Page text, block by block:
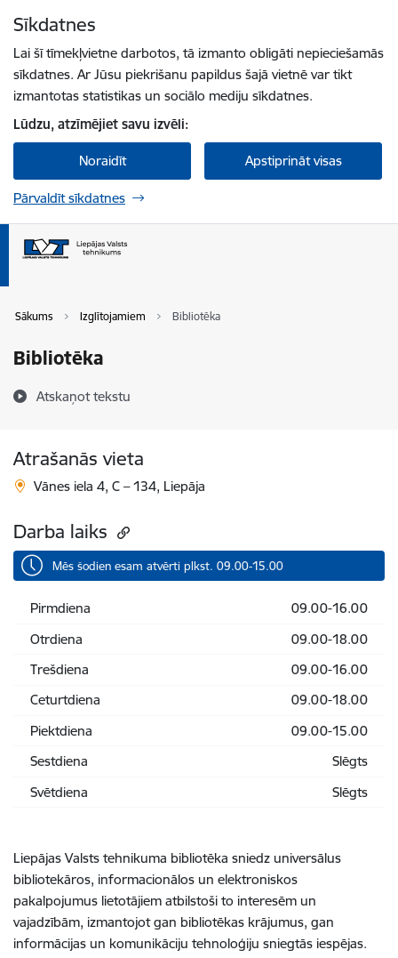
Sīkdatnes
Lai šī tīmekļvietne darbotos, tā izmanto obligāti nepieciešamās
sīkdatnes. Ar Jūsu piekrišanu papildus šajā vietnē var tikt
izmantotas statistikas un sociālo mediju sīkdatnes.
Lūdzu, atzīmējiet savu izvēli:
Noraidīt Apstiprināt visas
Pārvaldīt sīkdatnes
Sākums Izglītojamiem Bibliotēka
Bibliotēka
Atskaņot tekstu
Atrašanās vieta
Vānes iela 4, C – 134, Liepāja
Darba laiks
Mēs šodien esam atvērti plkst. 09.00-15.00
Pirmdiena
09.00-16.00
Otrdiena
09.00-18.00
Trešdiena
09.00-16.00
Ceturtdiena
09.00-18.00
Piektdiena
09.00-15.00
Sestdiena
Slēgts
Svētdiena
Slēgts
Liepājas Valsts tehnikuma bibliotēka sniedz universālus
bibliotekāros, informacionālos un elektroniskos
pakalpojumus lietotājiem atbilstoši to interesēm un
vajadzībām, izmantojot gan bibliotēkas krājumus, gan
informācijas un komunikāciju tehnoloģiju sniegtās iespējas.